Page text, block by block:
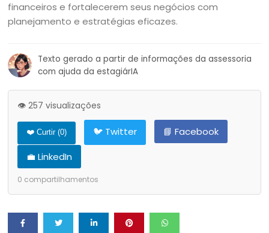
financeiros e fortalecerem seus negócios com
planejamento e estratégias eficazes.
Texto gerado a partir de informações da assessoria
com ajuda da estagiárIA
👁️ 257 visualizações
❤️ Curtir (0) 🐦 Twitter
📘 Facebook
💼 LinkedIn
0 compartilhamentos